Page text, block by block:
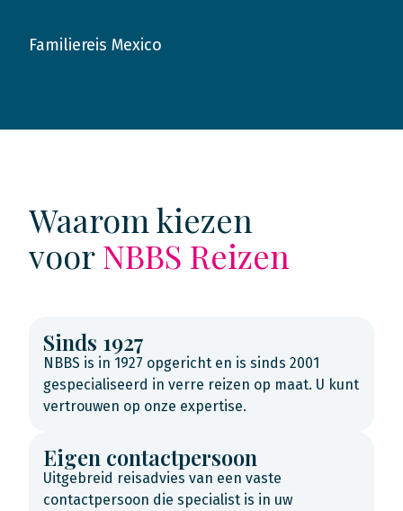
2021
Familiereis Mexico
Waarom kiezen
voorNBBS Reizen
Sinds 1927
NBBS is in 1927 opgericht en is sinds 2001
gespecialiseerd in verre reizen op maat. U kunt
vertrouwen op onze expertise.
Eigen contactpersoon
Uitgebreid reisadvies van een vaste
contactpersoon die specialist is in uw